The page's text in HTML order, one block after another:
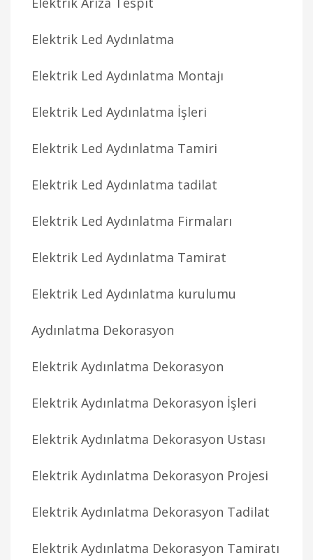
Elektrik Led Aydınlatma
Elektrik Led Aydınlatma Montajı
Elektrik Led Aydınlatma İşleri
Elektrik Led Aydınlatma Tamiri
Elektrik Led Aydınlatma tadilat
Elektrik Led Aydınlatma Firmaları
Elektrik Led Aydınlatma Tamirat
Elektrik Led Aydınlatma kurulumu
Aydınlatma Dekorasyon
Elektrik Aydınlatma Dekorasyon
Elektrik Aydınlatma Dekorasyon İşleri
Elektrik Aydınlatma Dekorasyon Ustası
Elektrik Aydınlatma Dekorasyon Projesi
Elektrik Aydınlatma Dekorasyon Tadilat
Elektrik Aydınlatma Dekorasyon Tamiratı